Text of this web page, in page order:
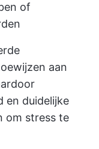
of
aan
en duidelijke
om stress te